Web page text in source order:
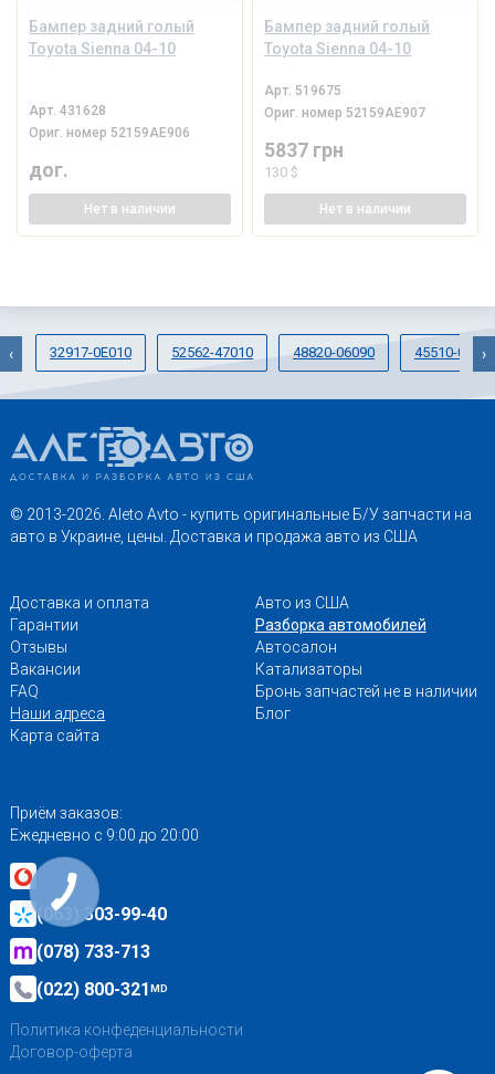
Бампер задний голый
Toyota Sienna 04-10
Арт.431628
Ориг. номер 52159AE906
дог.
Нет в наличии
Бампер задний голый
Toyota Sienna 04-10
Арт. 519675
Ориг. номер 52159AE907
5837 грн
130 $
Нет в наличии
32917-0E010 52562-47010 48820-06090 45510-06011
‹ ›
© 2013-2026. Aleto Avto - купить оригинальные Б/У запчасти на
авто в Украине, цены. Доставка и продажа авто из США
Доставка и оплата
Гарантии
Отзывы
Вакансии
FAQ
Наши адреса
Карта сайта
Авто из США
Разборка автомобилей
Автосалон
Катализаторы
Бронь запчастей не в наличии
Блог
Приём заказов:
Ежедневно с 9:00 до 20:00
(063) 303-99-40
(078) 733-713
(022) 800-321MD
Политика конфеденциальности
Договор-оферта